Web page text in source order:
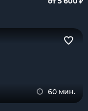
60 мин.